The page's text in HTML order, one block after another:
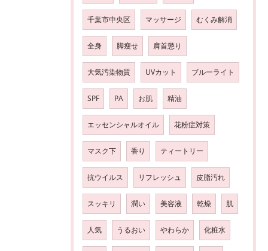
千葉市中央区 マッサージ むくみ解消
全身 脚瘦せ 肩首懲り
大気汚染物質 UVカット ブルーライト
SPF PA お肌 精油
エッセンシャルオイル 花粉症対策
マスク下 香り ティートリー
抗ウイルス リフレッシュ 皮脂汚れ
スッキリ 潤い 美容液 乾燥 肌
人気 うるおい やわらか 化粧水